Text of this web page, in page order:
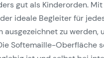
gut als Kinderorden.
ideale Begleiter für
zu werden,
Softemaille-Oberfläche